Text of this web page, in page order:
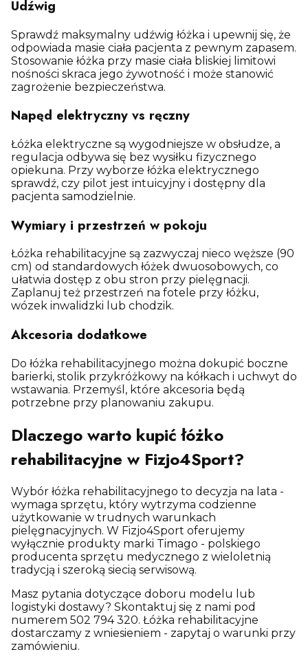
Udźwig
Sprawdź maksymalny udźwig łóżka i upewnij się, że
odpowiada masie ciała pacjenta z pewnym zapasem.
Stosowanie łóżka przy masie ciała bliskiej limitowi
nośności skraca jego żywotność i może stanowić
zagrożenie bezpieczeństwa.
Napęd elektryczny vs ręczny
Łóżka elektryczne są wygodniejsze w obsłudze, a
regulacja odbywa się bez wysiłku fizycznego
opiekuna. Przy wyborze łóżka elektrycznego
sprawdź, czy pilot jest intuicyjny i dostępny dla
pacjenta samodzielnie.
Wymiary i przestrzeń w pokoju
Łóżka rehabilitacyjne są zazwyczaj nieco węższe (90
cm) od standardowych łóżek dwuosobowych, co
ułatwia dostęp z obu stron przy pielęgnacji.
Zaplanuj też przestrzeń na fotele przy łóżku,
wózek inwalidzki lub chodzik.
Akcesoria dodatkowe
Do łóżka rehabilitacyjnego można dokupić boczne
barierki, stolik przykróżkowy na kółkach i uchwyt do
wstawania. Przemyśl, które akcesoria będą
potrzebne przy planowaniu zakupu.
Dlaczego warto kupić łóżko
rehabilitacyjne w Fizjo4Sport?
Wybór łóżka rehabilitacyjnego to decyzja na lata -
wymaga sprzętu, który wytrzyma codzienne
użytkowanie w trudnych warunkach
pielęgnacyjnych. W Fizjo4Sport oferujemy
wyłącznie produkty marki Timago - polskiego
producenta sprzętu medycznego z wieloletnią
tradycją i szeroką siecią serwisową.
Masz pytania dotyczące doboru modelu lub
logistyki dostawy? Skontaktuj się z nami pod
numerem 502 794 320. Łóżka rehabilitacyjne
dostarczamy z wniesieniem - zapytaj o warunki przy
zamówieniu.